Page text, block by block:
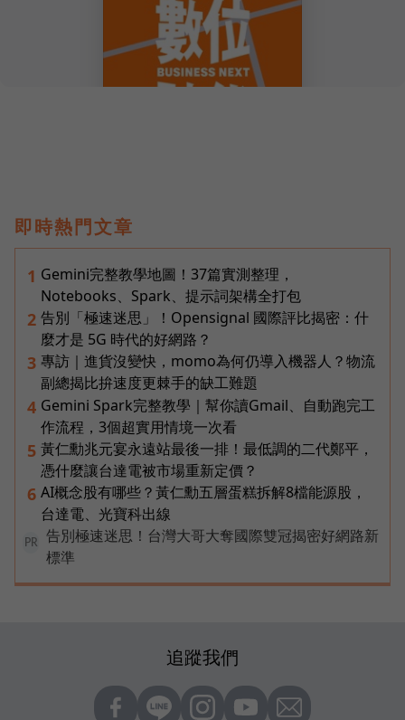
即時熱門文章
1 Gemini完整教學地圖！37篇實測整理，
Notebooks、Spark、提示詞架構全打包
2 告別「極速迷思」！Opensignal 國際評比揭密：什
麼才是 5G 時代的好網路？
3 專訪｜進貨沒變快，momo為何仍導入機器人？物流
副總揭比拚速度更棘手的缺工難題
4 Gemini Spark完整教學｜幫你讀Gmail、自動跑完工
作流程，3個超實用情境一次看
5 黃仁勳兆元宴永遠站最後一排！最低調的二代鄭平，
憑什麼讓台達電被市場重新定價？
6 AI概念股有哪些？黃仁勳五層蛋糕拆解8檔能源股，
台達電、光寶科出線
PR
告別極速迷思！台灣大哥大奪國際雙冠揭密好網路新
標準
追蹤我們